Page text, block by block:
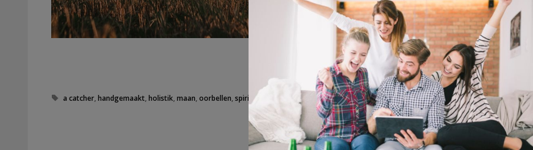
Wil jij graag meedoen aan deze winactie ? Volg dan
Instagram en schrijf je in voor de nieuwsbrief!
Tags
a catcher,handgemaakt,holistik,maan,oorbellen,spiritueel ,